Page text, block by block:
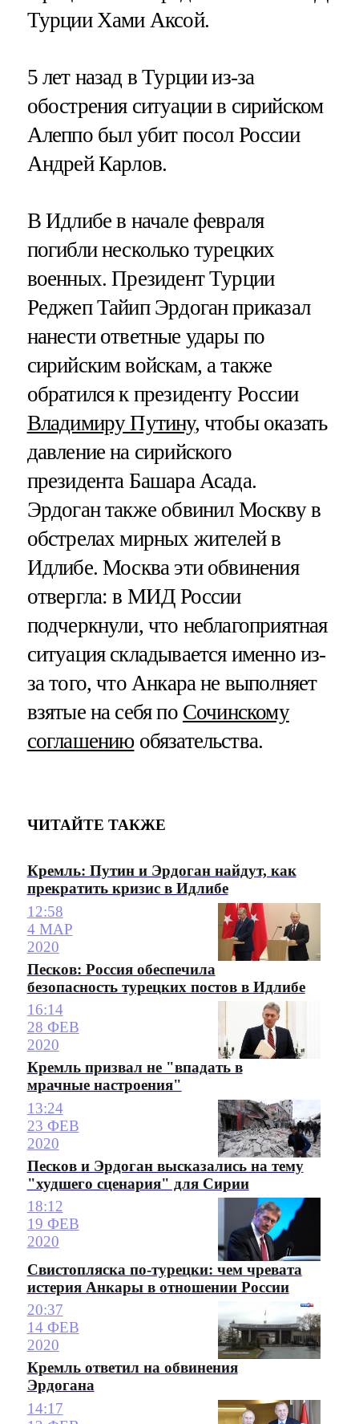
Турции Хами Аксой.
5 лет назад в Турции из-за
обострения ситуации в сирийском
Алеппо был убит посол России
Андрей Карлов.
В Идлибе в начале февраля
погибли несколько турецких
военных. Президент Турции
Реджеп Тайип Эрдоган приказал
нанести ответные удары по
сирийским войскам, а также
обратился к президенту России
Владимиру Путину, чтобы оказать
давление на сирийского
президента Башара Асада.
Эрдоган также обвинил Москву в
обстрелах мирных жителей в
Идлибе. Москва эти обвинения
отвергла: в МИД России
подчеркнули, что неблагоприятная
ситуация складывается именно из-
за того, что Анкара не выполняет
взятые на себя по Сочинскому
соглашениюобязательства.
ЧИТАЙТЕ ТАКЖЕ
Кремль: Путин и Эрдоган найдут, как
прекратить кризис в Идлибе
12:58
4 МАР
2020
Песков: Россия обеспечила
безопасность турецких постов в Идлибе
16:14
28 ФЕВ
2020
Кремль призвал не "впадать в
мрачные настроения"
13:24
23 ФЕВ
2020
Песков и Эрдоган высказались на тему
"худшего сценария" для Сирии
18:12
19 ФЕВ
2020
Свистопляска по-турецки: чем чревата
истерия Анкары в отношении России
20:37
14 ФЕВ
2020
Кремль ответил на обвинения
Эрдогана
14:17